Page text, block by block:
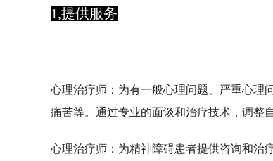
1,提供服务
心理治疗师： 为有一般心理问题、严重心理
痛苦等。通过专业的面谈和治疗技术，调整
心理治疗师： 为精神障碍患者提供咨询和治